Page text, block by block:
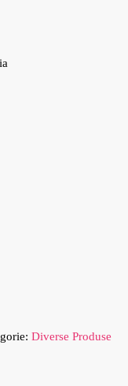
Diverse Produse